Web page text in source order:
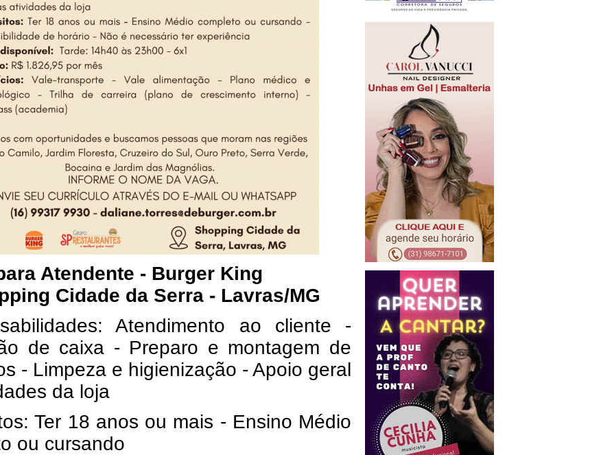
Atendente - Burger King
Cidade da Serra - Lavras/MG
Atendimento ao cliente -
de caixa - Preparo e montagem de
- Limpeza e higienização - Apoio geral
da loja
Ter 18 anos ou mais - Ensino Médio
ou cursando